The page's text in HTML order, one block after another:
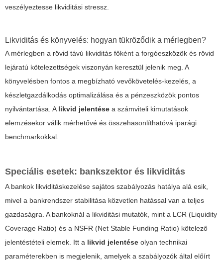
veszélyeztesse likviditási stressz.
Likviditás és könyvelés: hogyan tükröződik a mérlegben?
A mérlegben a rövid távú likviditás főként a forgóeszközök és rövid
lejáratú kötelezettségek viszonyán keresztül jelenik meg. A
könyvelésben fontos a megbízható vevőkövetelés-kezelés, a
készletgazdálkodás optimalizálása és a pénzeszközök pontos
nyilvántartása. A likvid jelentése a számviteli kimutatások
elemzésekor válik mérhetővé és összehasonlíthatóvá iparági
benchmarkokkal.
Speciális esetek: bankszektor és likviditás
A bankok likviditáskezelése sajátos szabályozás hatálya alá esik,
mivel a bankrendszer stabilitása közvetlen hatással van a teljes
gazdaságra. A bankoknál a likviditási mutatók, mint a LCR (Liquidity
Coverage Ratio) és a NSFR (Net Stable Funding Ratio) kötelező
jelentéstételi elemek. Itt a likvid jelentése olyan technikai
paraméterekben is megjelenik, amelyek a szabályozók által előírt